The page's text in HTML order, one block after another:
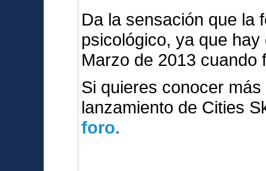
Da la sensación que la
psicológico, ya que
Marzo de 2013
Si quieres conocer
lanzamiento de Cities
foro.